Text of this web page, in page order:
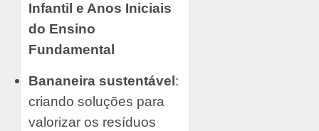
Infantil e Anos Iniciais
do Ensino
Fundamental
Bananeira sustentável :
criando soluções para
valorizar os resíduos